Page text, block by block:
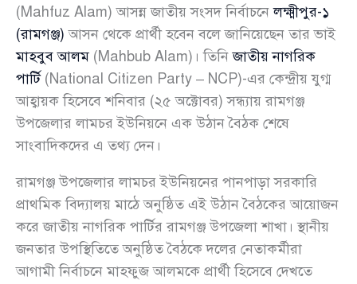
(Mahfuz Alam) আসন্ন জাতীয় সংসদ নির্বাচনেলক্ষ্মীপুর-১
(রামগঞ্জ) আসন থেকে প্রার্থী হবেন বলে জানিয়েছেন তার ভাই
মাহবুব আলম (Mahbub Alam)। তিনিজাতীয় নাগরিক
পার্টি(National Citizen Party – NCP)-এর কেন্দ্রীয় যুগ্ম
আহ্বায়ক হিসেবে শনিবার (২৫ অক্টোবর) সন্ধ্যায় রামগঞ্জ
উপজেলার লামচর ইউনিয়নে এক উঠান বৈঠক শেষে
সাংবাদিকদের এ তথ্য দেন।
রামগঞ্জ উপজেলার লামচর ইউনিয়নের পানপাড়া সরকারি
প্রাথমিক বিদ্যালয় মাঠে অনুষ্ঠিত এই উঠান বৈঠকের আয়োজন
করে জাতীয় নাগরিক পার্টির রামগঞ্জ উপজেলা শাখা। স্থানীয়
জনতার উপস্থিতিতে অনুষ্ঠিত বৈঠকে দলের নেতাকর্মীরা
আগামী নির্বাচনে মাহফুজ আলমকে প্রার্থী হিসেবে দেখতে